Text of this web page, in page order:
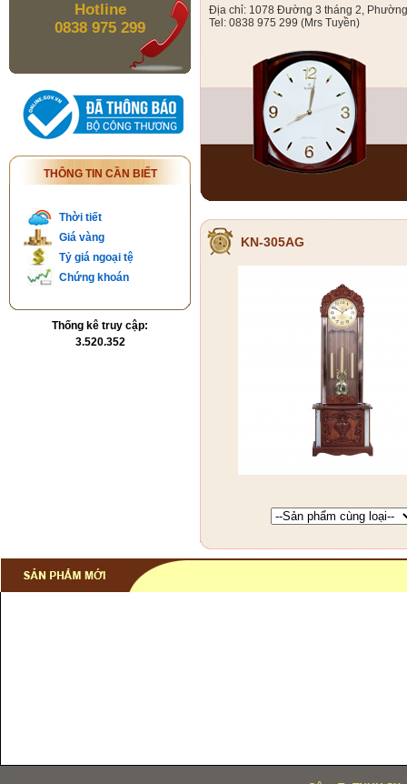
Hotline
0838 975 299
THÔNG TIN CẦN BIẾT
Thời tiết
Giá vàng
Tỷ giá ngoại tệ
Chứng khoán
Thống kê truy cập:
3.520.352
Địa chỉ: 1078 Đường 3 tháng 2, Phường
Tel: 0838 975 299 (Mrs Tuyền)
KN-305AG